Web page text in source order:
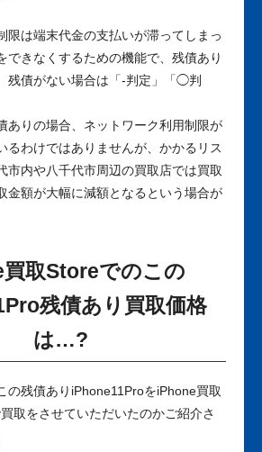
限は端末代金の支払いが滞ってしまっ
できなくするための機能で、残債あり
残債がない場合は「-判定」「◯判
ありの場合、ネットワーク利用制限が
るわけではありませんが、かかるリス
市内や八千代市周辺の買取店では買取
金額が大幅に減額となるという場合が
取Storeでのこの
残債あり買取価格
は…?
の残債ありiPhone11ProをiPhone買取
取をさせていただいたのかご紹介さ